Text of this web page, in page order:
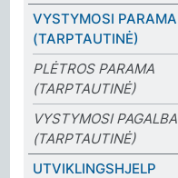
VYSTYMOSI PARAMA
(TARPTAUTINĖ)
PLĖTROS PARAMA
(TARPTAUTINĖ)
VYSTYMOSI PAGALBA
(TARPTAUTINĖ)
UTVIKLINGSHJELP